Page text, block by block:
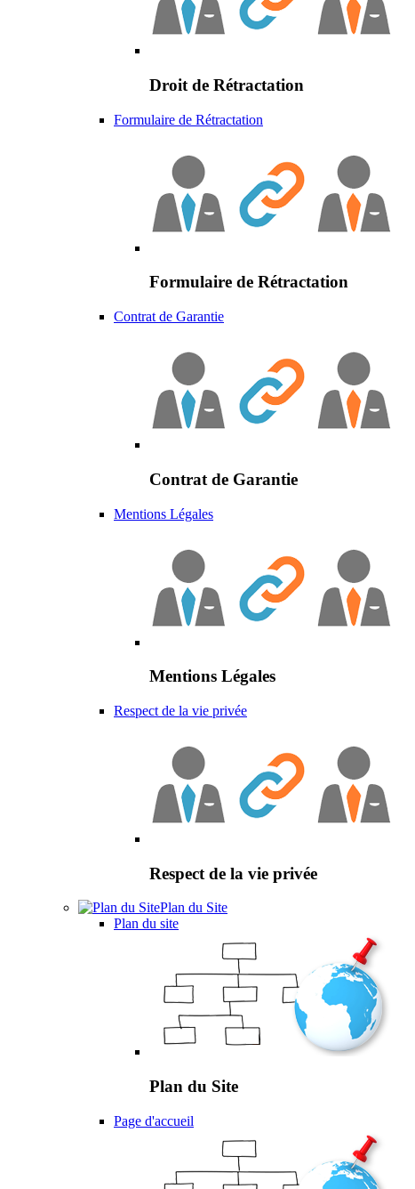
Droit de Rétractation
Formulaire de Rétractation
Formulaire de Rétractation
Contrat de Garantie
Contrat de Garantie
Mentions Légales
Mentions Légales
Respect de la vie privée
Respect de la vie privée
Plan du Site
Plan du site
Plan du Site
Page d'accueil